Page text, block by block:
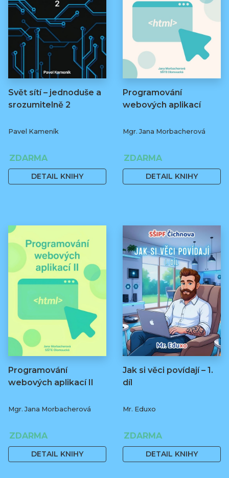
Svět sítí – jednoduše a
srozumitelně 2
Pavel Kameník
ZDARMA
DETAIL KNIHY
Programování
webových aplikací
Mgr. Jana Morbacherová
ZDARMA
DETAIL KNIHY
Programování
webových aplikací II
Mgr. Jana Morbacherová
ZDARMA
DETAIL KNIHY
Jak si věci povídají – 1.
díl
Mr. Eduxo
ZDARMA
DETAIL KNIHY